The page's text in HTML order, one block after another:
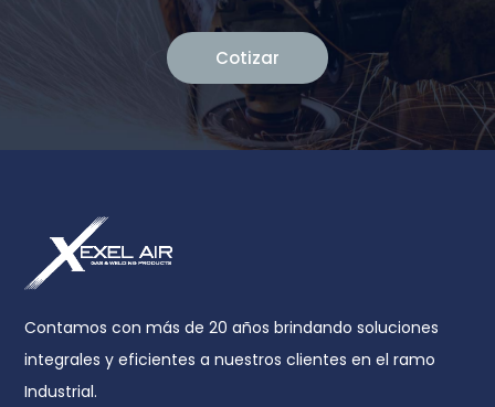
Cotizar
Contamos con más de 20 años brindando soluciones
integrales y eficientes a nuestros clientes en el ramo
Industrial.